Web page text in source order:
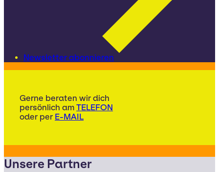
Newsletter abonnieren
Gerne beraten wir dich
persönlich am TELEFON
oder per E-MAIL
Unsere Partner